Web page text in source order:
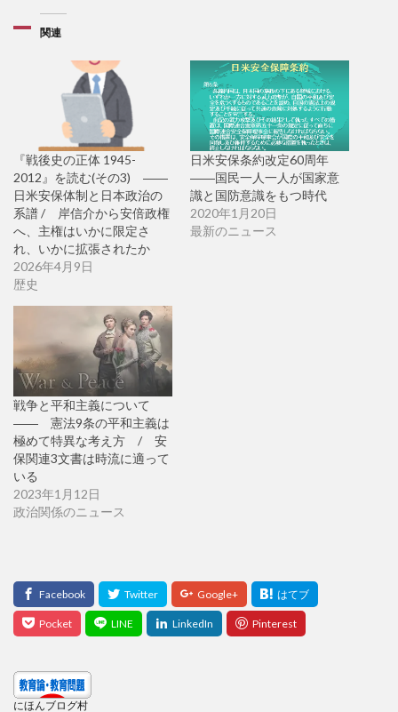
関連
『戦後史の正体 1945-
2012』を読む(その3) ――
日米安保体制と日本政治の
系譜 / 岸信介から安倍政権
へ、主権はいかに限定さ
れ、いかに拡張されたか
2026年4月9日
歴史
日米安保条約改定60周年
――国民一人一人が国家意
識と国防意識をもつ時代
2020年1月20日
最新のニュース
戦争と平和主義について
―― 憲法9条の平和主義は
極めて特異な考え方 / 安
保関連3文書は時流に適って
いる
2023年1月12日
政治関係のニュース
にほんブログ村